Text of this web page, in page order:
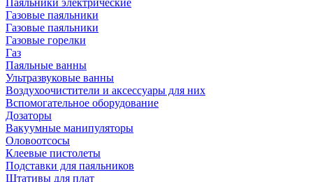
Паяльники электрические
Газовые паяльники
Газовые паяльники
Газовые горелки
Газ
Паяльные ванны
Ультразвуковые ванны
Воздухоочистители и аксессуары для них
Вспомогательное оборудование
Дозаторы
Вакуумные манипуляторы
Оловоотсосы
Клеевые пистолеты
Подставки для паяльников
Штативы для плат